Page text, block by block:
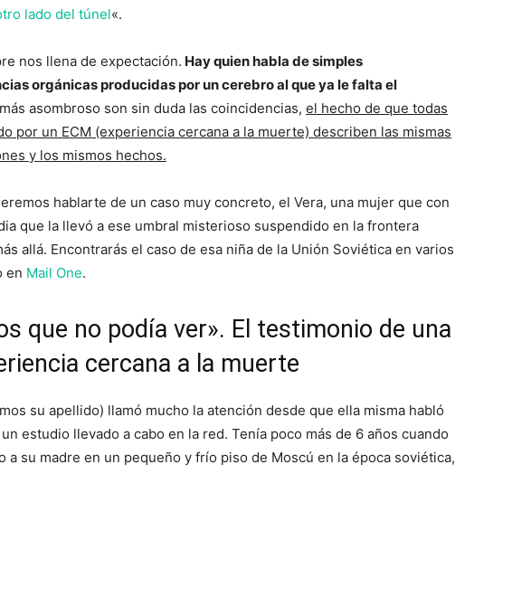
lado del túnel«.
nos llena de expectación. Hay quien habla de simples
orgánicas producidas por un cerebro al que ya le falta el
asombroso son sin duda las coincidencias, el hecho de que todas
por un ECM (experiencia cercana a la muerte) describen las mismas
y los mismos hechos.
hablarte de un caso muy concreto, el Vera, una mujer que con
que la llevó a ese umbral misterioso suspendido en la frontera
allá. Encontrarás el caso de esa niña de la Unión Soviética en varios
en Mail One.
que no podía ver». El testimonio de una
cercana a la muerte
su apellido) llamó mucho la atención desde que ella misma habló
estudio llevado a cabo en la red. Tenía poco más de 6 años cuando
a su madre en un pequeño y frío piso de Moscú en la época soviética,